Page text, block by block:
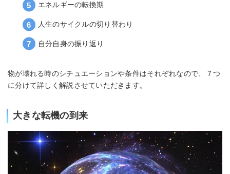
エネルギーの転換期
人生のサイクルの切り替わり
自分自身の振り返り
物が壊れる時のシチュエーションや条件はそれぞれなので、７つ
に分けて詳しく解説させていただきます。
大きな転機の到来